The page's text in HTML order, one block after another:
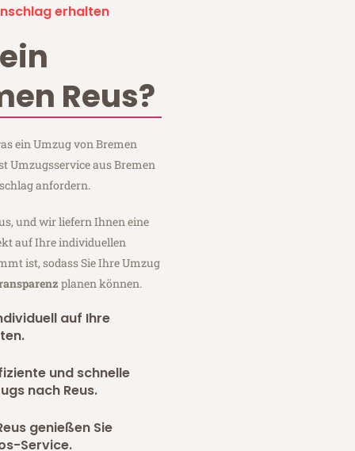
erhalten
Reus?
ein Umzug von Bremen
Umzugsservice aus Bremen
anfordern.
und wir liefern Ihnen eine
auf Ihre individuellen
ist, sodass Sie Ihre Umzug
planen können.
auf Ihre
und schnelle
nach Reus.
genießen Sie
Service.